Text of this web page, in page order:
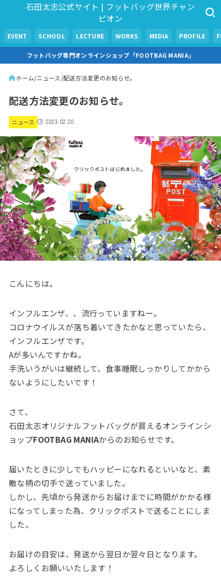
石田太志公式サイト | フットバッグ世界チャン
ピオン
EVENT SCHOOL LECTURE WORKS MEDIA PROFILE
フットバッグ専門オンラインショップ「FOOTBAG MANIA」
ホーム ニュース 配送方法変更のお知らせ。
配送方法変更のお知らせ。
ニュース 2023.02.20
こんにちは。
インフルエンザ、、流行っていますねー。
コロナウイルスが落ち着いてきたかなと思っていたら、
インフルエンザです。
Aが多いんですかね。
手洗いうがいは継続して、食事睡眠しっかりしてかから
ないようにしたいです！
さて、
石田太志オリジナルフットバッグが買えるオンラインシ
ョップFOOTBAG MANIAからのお知らせです。
届いたときに少しでもハッピーになれるといいなと、素
敵な柄の切手で送っていました。
しかし、先頃から発送からお届けまでに時間がかかる様
になってしまった為、クリックポストで送ることにしま
した。
お届けの目安は、発送から翌日か翌々日となります。
よろしくお願いいたします！